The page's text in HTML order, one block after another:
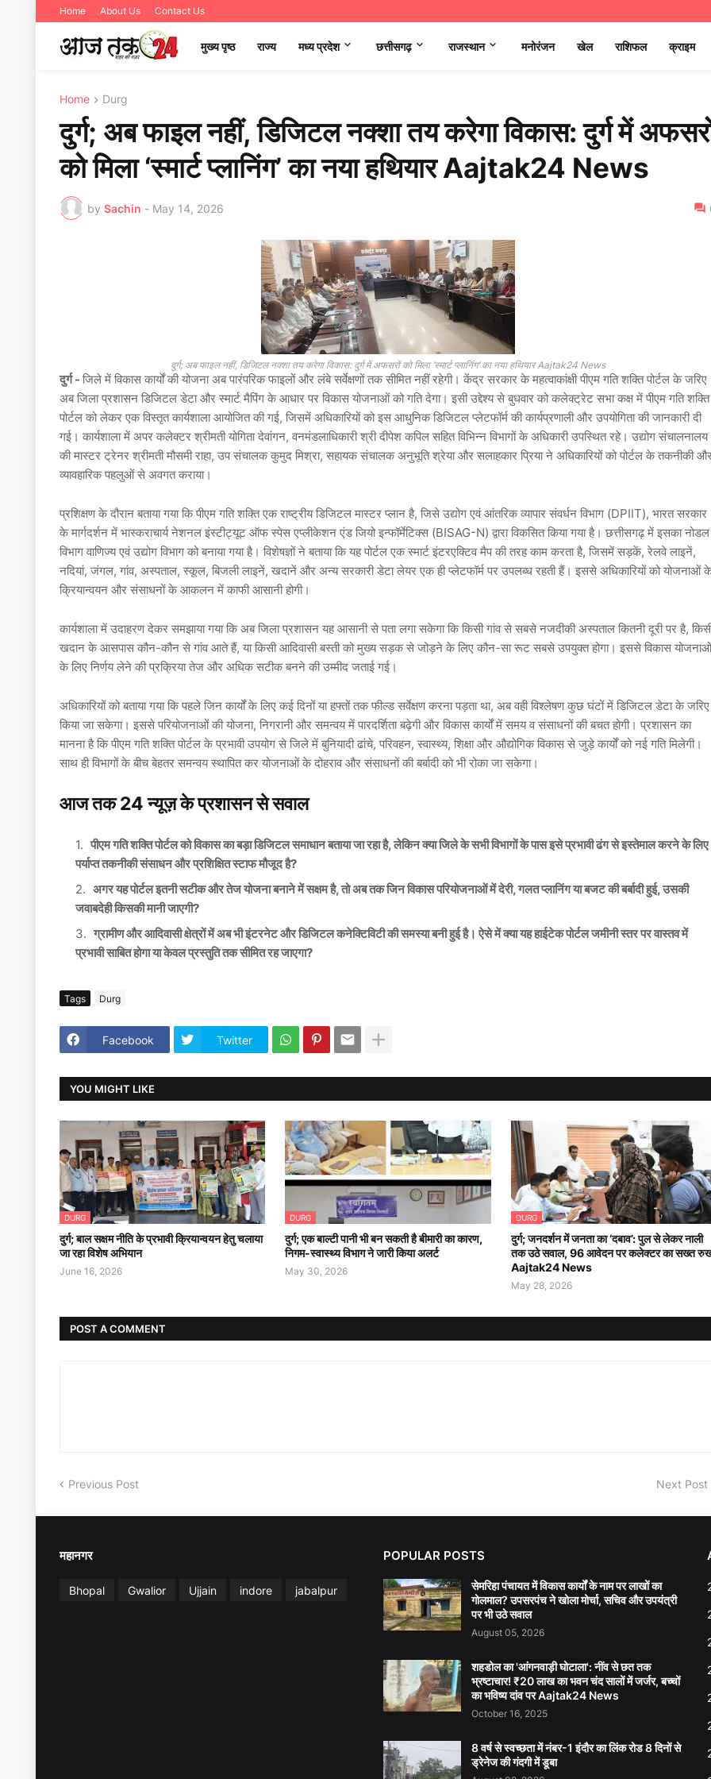
Home About Us Contact Us
मुख्य पृष्ठ राज्य मध्‍य प्रदेश छत्तीसगढ़ राजस्थान मनोरंजन खेल राशिफल क्राइम
Home Durg
दुर्ग; अब फाइल नहीं, डिजिटल नक्शा तय करेगा विकास: दुर्ग में
को मिला ‘स्मार्ट प्लानिंग’ का नया हथियार Aajtak24 News
by Sachin - May 14, 2026
दुर्ग; अब फाइल नहीं, डिजिटल नक्शा तय करेगा विकास: दुर्ग में अफसरों को मिला ‘स्मार्ट प्लानिंग’ का नया हथियार Aajtak24 News
दुर्ग - जिले में विकास कार्यों की योजना अब पारंपरिक फाइलों और लंबे सर्वेक्षणों तक सीमित नहीं रहेगी। केंद्र सरकार के महत्वाकांक्षी पीएम गति शक्ति पोर्टल के जरिए
अब जिला प्रशासन डिजिटल डेटा और स्मार्ट मैपिंग के आधार पर विकास योजनाओं को गति देगा। इसी उद्देश्य से बुधवार को कलेक्ट्रेट सभा कक्ष में पीएम गति शक्ति
पोर्टल को लेकर एक विस्तृत कार्यशाला आयोजित की गई, जिसमें अधिकारियों को इस आधुनिक डिजिटल प्लेटफॉर्म की कार्यप्रणाली और उपयोगिता की जानकारी दी
गई। कार्यशाला में अपर कलेक्टर श्रीमती योगिता देवांगन, वनमंडलाधिकारी श्री दीपेश कपिल सहित विभिन्न विभागों के अधिकारी उपस्थित रहे। उद्योग संचालनालय
की मास्टर ट्रेनर श्रीमती मौसमी राहा, उप संचालक कुमुद मिश्रा, सहायक संचालक अनुभूति श्रेया और सलाहकार प्रिया ने अधिकारियों को पोर्टल के तकनीकी
व्यावहारिक पहलुओं से अवगत कराया।
प्रशिक्षण के दौरान बताया गया कि पीएम गति शक्ति एक राष्ट्रीय डिजिटल मास्टर प्लान है, जिसे उद्योग एवं आंतरिक व्यापार संवर्धन विभाग (DPIIT), भारत सरकार
के मार्गदर्शन में भास्कराचार्य नेशनल इंस्टीट्यूट ऑफ स्पेस एप्लीकेशन एंड जियो इन्फॉर्मेटिक्स (BISAG-N) द्वारा विकसित किया गया है। छत्तीसगढ़ में इसका नोडल
विभाग वाणिज्य एवं उद्योग विभाग को बनाया गया है। विशेषज्ञों ने बताया कि यह पोर्टल एक स्मार्ट इंटरएक्टिव मैप की तरह काम करता है, जिसमें सड़कें, रेलवे लाइनें,
नदियां, जंगल, गांव, अस्पताल, स्कूल, बिजली लाइनें, खदानें और अन्य सरकारी डेटा लेयर एक ही प्लेटफॉर्म पर उपलब्ध रहती हैं। इससे अधिकारियों को योजनाओं
क्रियान्वयन और संसाधनों के आकलन में काफी आसानी होगी।
कार्यशाला में उदाहरण देकर समझाया गया कि अब जिला प्रशासन यह आसानी से पता लगा सकेगा कि किसी गांव से सबसे नजदीकी अस्पताल कितनी दूरी पर है,
खदान के आसपास कौन-कौन से गांव आते हैं, या किसी आदिवासी बस्ती को मुख्य सड़क से जोड़ने के लिए कौन-सा रूट सबसे उपयुक्त होगा। इससे विकास योजनाओं
के लिए निर्णय लेने की प्रक्रिया तेज और अधिक सटीक बनने की उम्मीद जताई गई।
अधिकारियों को बताया गया कि पहले जिन कार्यों के लिए कई दिनों या हफ्तों तक फील्ड सर्वेक्षण करना पड़ता था, अब वही विश्लेषण कुछ घंटों में डिजिटल डेटा के जरिए
किया जा सकेगा। इससे परियोजनाओं की योजना, निगरानी और समन्वय में पारदर्शिता बढ़ेगी और विकास कार्यों में समय व संसाधनों की बचत होगी। प्रशासन का
मानना है कि पीएम गति शक्ति पोर्टल के प्रभावी उपयोग से जिले में बुनियादी ढांचे, परिवहन, स्वास्थ्य, शिक्षा और औद्योगिक विकास से जुड़े कार्यों को नई गति मिलेगी।
साथ ही विभागों के बीच बेहतर समन्वय स्थापित कर योजनाओं के दोहराव और संसाधनों की बर्बादी को भी रोका जा सकेगा।
आज तक 24 न्यूज़ के प्रशासन से सवाल
पीएम गति शक्ति पोर्टल को विकास का बड़ा डिजिटल समाधान बताया जा रहा है, लेकिन क्या जिले के सभी विभागों के पास इसे प्रभावी ढंग से इस्तेमाल करने के लिए
पर्याप्त तकनीकी संसाधन और प्रशिक्षित स्टाफ मौजूद है?
अगर यह पोर्टल इतनी सटीक और तेज योजना बनाने में सक्षम है, तो अब तक जिन विकास परियोजनाओं में देरी, गलत प्लानिंग या बजट की बर्बादी हुई, उसकी
जवाबदेही किसकी मानी जाएगी?
ग्रामीण और आदिवासी क्षेत्रों में अब भी इंटरनेट और डिजिटल कनेक्टिविटी की समस्या बनी हुई है। ऐसे में क्या यह हाईटेक पोर्टल जमीनी स्तर पर वास्तव में
प्रभावी साबित होगा या केवल प्रस्तुति तक सीमित रह जाएगा?
Tags Durg
Facebook Twitter
YOU MIGHT LIKE
DURG
दुर्ग; बाल सक्षम नीति के प्रभावी क्रियान्वयन हेतु चलाया
जा रहा विशेष अभियान
June 16, 2026
DURG
दुर्ग; एक बाल्टी पानी भी बन सकती है बीमारी का कारण,
निगम-स्वास्थ्य विभाग ने जारी किया अलर्ट
May 30, 2026
DURG
दुर्ग; जनदर्शन में जनता का ‘दबाव’: पुल से लेकर नाली
तक उठे सवाल, 96 आवेदन पर कलेक्टर का सख्त
Aajtak24 News
May 28, 2026
POST A COMMENT
Previous Post Next Post
महानगर
Bhopal Gwalior Ujjain indore jabalpur
POPULAR POSTS
सेमरिहा पंचायत में विकास कार्यों के नाम पर लाखों का
गोलमाल? उपसरपंच ने खोला मोर्चा, सचिव और उपयंत्री
पर भी उठे सवाल
August 05, 2026
शहडोल का 'आंगनवाड़ी घोटाला': नींव से छत तक
भ्रष्टाचार! ₹20 लाख का भवन चंद सालों में जर्जर, बच्चों
का भविष्य दांव पर Aajtak24 News
October 16, 2025
8 वर्ष से स्वच्छता में नंबर-1 इंदौर का लिंक रोड 8 दिनों से
ड्रेनेज की गंदगी में डूबा